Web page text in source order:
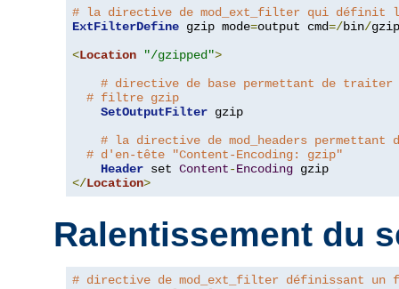
# la directive de mod_ext_filter qui définit
ExtFilterDefine gzip mode=output cmd=/bin/gzip
<Location "/gzipped">
# directive de base permettant de
# filtre gzip
SetOutputFilter gzip
# la directive de mod_headers permettant
# d'en-tête "Content-Encoding: gzip"
Header set Content-Encoding
</Location>
Ralentissement du
# directive de mod_ext_filter définissant